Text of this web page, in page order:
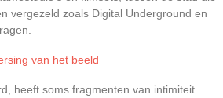
vergezeld zoals Digital Underground en
van het beeld
heeft soms fragmenten van intimiteit